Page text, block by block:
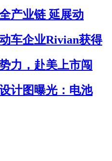
产业链 延展动
车企业Rivian获得
力，赴美上市闯
计图曝光：电池